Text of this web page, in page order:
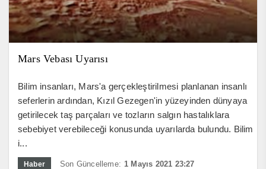
Mars Vebası Uyarısı
Bilim insanları, Mars'a gerçekleştirilmesi planlanan insanlı
seferlerin ardından, Kızıl Gezegen'in yüzeyinden dünyaya
getirilecek taş parçaları ve tozların salgın hastalıklara
sebebiyet verebileceği konusunda uyarılarda bulundu. Bilim
i...
Haber Son Güncelleme: 1 Mayıs 2021 23:27